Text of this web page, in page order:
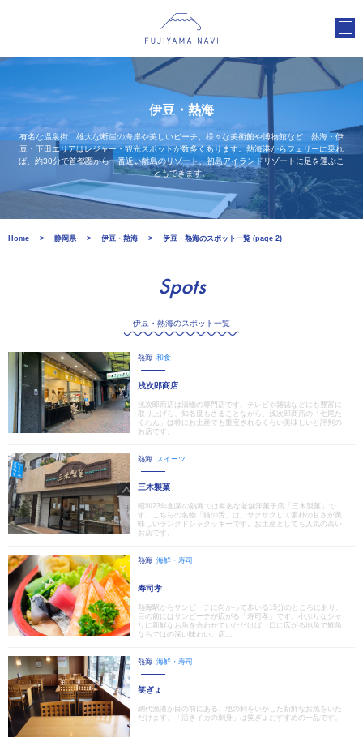
伊豆・熱海
有名な温泉街、雄大な断崖の海岸や美しいビーチ、様々な美術館や博物館など、熱海・伊
豆・下田エリアはレジャー・観光スポットが数多くあります。熱海港からフェリーに乗れ
ば、約30分で首都圏から一番近い離島のリゾート、初島アイランドリゾートに足を運ぶこ
ともできます。
Home 静岡県 伊豆・熱海 伊豆・熱海のスポット一覧 (page 2)
Spots
伊豆・熱海のスポット一覧
熱海 和食
浅次郎商店
浅次郎商店は漬物の専門店です。テレビや雑誌などにも豊富に
取り上げら、知名度もさることながら、浅次郎商店の「七尾た
くわん」は特にお土産でも重宝されるくらい美味しいと評判の
お店です。
熱海 スイーツ
三木製菓
昭和23年創業の熱海では有名な老舗洋菓子店「三木製菓」で
す。こちらの名物「猫の舌」は、サクサクして素朴の甘さが美
味しいラングドシャクッキーです。お土産としても人気の高い
お店です。
熱海 海鮮・寿司
寿司孝
熱海駅からサンビーチに向かって歩いる15分のところにあり、
目の前にはサンビーチが広がる「寿司孝」です。小ぶりなシャ
リに新鮮なお魚を合わせていただけば、口に広がる地魚で鮮魚
ならではの深い味わい。店...
熱海 海鮮・寿司
笑ぎょ
網代漁港が目の前にある、地の利をいかした新鮮なお魚をいた
だけます。「活きイカの刺身」は笑ぎょおすすめの一品です。